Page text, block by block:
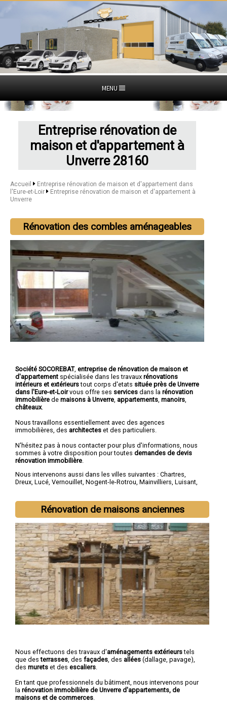
MENU
Entreprise rénovation de
maison et d'appartement à
Unverre 28160
Accueil
Entreprise rénovation de maison et d'appartement dans
l'Eure-et-Loir
Entreprise rénovation de maison et d'appartement à
Unverre
Rénovation des combles aménageables
Société SOCOREBAT, entreprise de rénovation de maison et
d'appartement spécialisée dans les travaux rénovations
intérieurs et extérieurstout corps d'etats située près de Unverre
dans l'Eure-et-Loirvous offre ses services dans la rénovation
immobilière de maisons à Unverre appartements manoirs
châteaux.
Nous travaillons essentiellement avec des agences
immobilières, des architectes et des particuliers.
N'hésitez pas à nous contacter pour plus d'informations, nous
sommes à votre disposition pour toutes demandes de devis
rénovation immobilière
Nous intervenons aussi dans les villes suivantes : Chartres,
Dreux, Lucé, Vernouillet, Nogent-le-Rotrou, Mainvilliers, Luisant,
Rénovation de maisons anciennes
Nous effectuons des travaux d'aménagements extérieurstels
que desterrasses , des façades , des allées (dallage, pavage),
des murets et des escaliers
En tant que professionnels du bâtiment, nous intervenons pour
la rénovation immobilière de Unverre d'appartements, de
maisons et de commerces